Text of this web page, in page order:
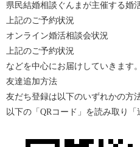
県民結婚相談ぐんまが主催する婚
上記のご予約状況
オンライン婚活相談会状況
上記のご予約状況
などを中心にお届けしていきます。
友達追加方法
友だち登録は以下のいずれかの方
以下の「 QRコード」を読み取り「